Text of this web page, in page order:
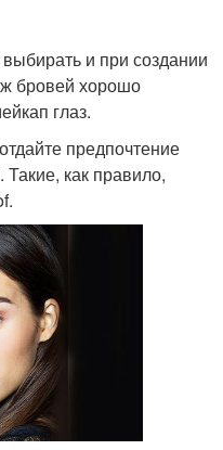
и при создании
бровей хорошо
глаз.
предпочтение
как правило,